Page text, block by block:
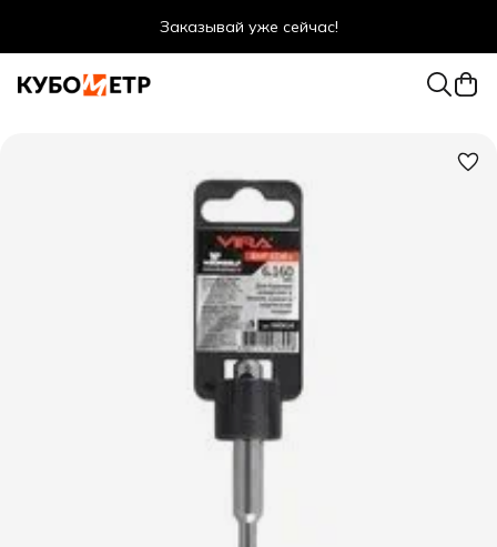
Заказывай уже сейчас!
Оптовые цены даже для физ. лиц